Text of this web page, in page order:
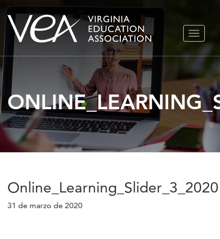
Ir
contenido
Online_Learning_Slider_3_2020
31 de marzo de 2020